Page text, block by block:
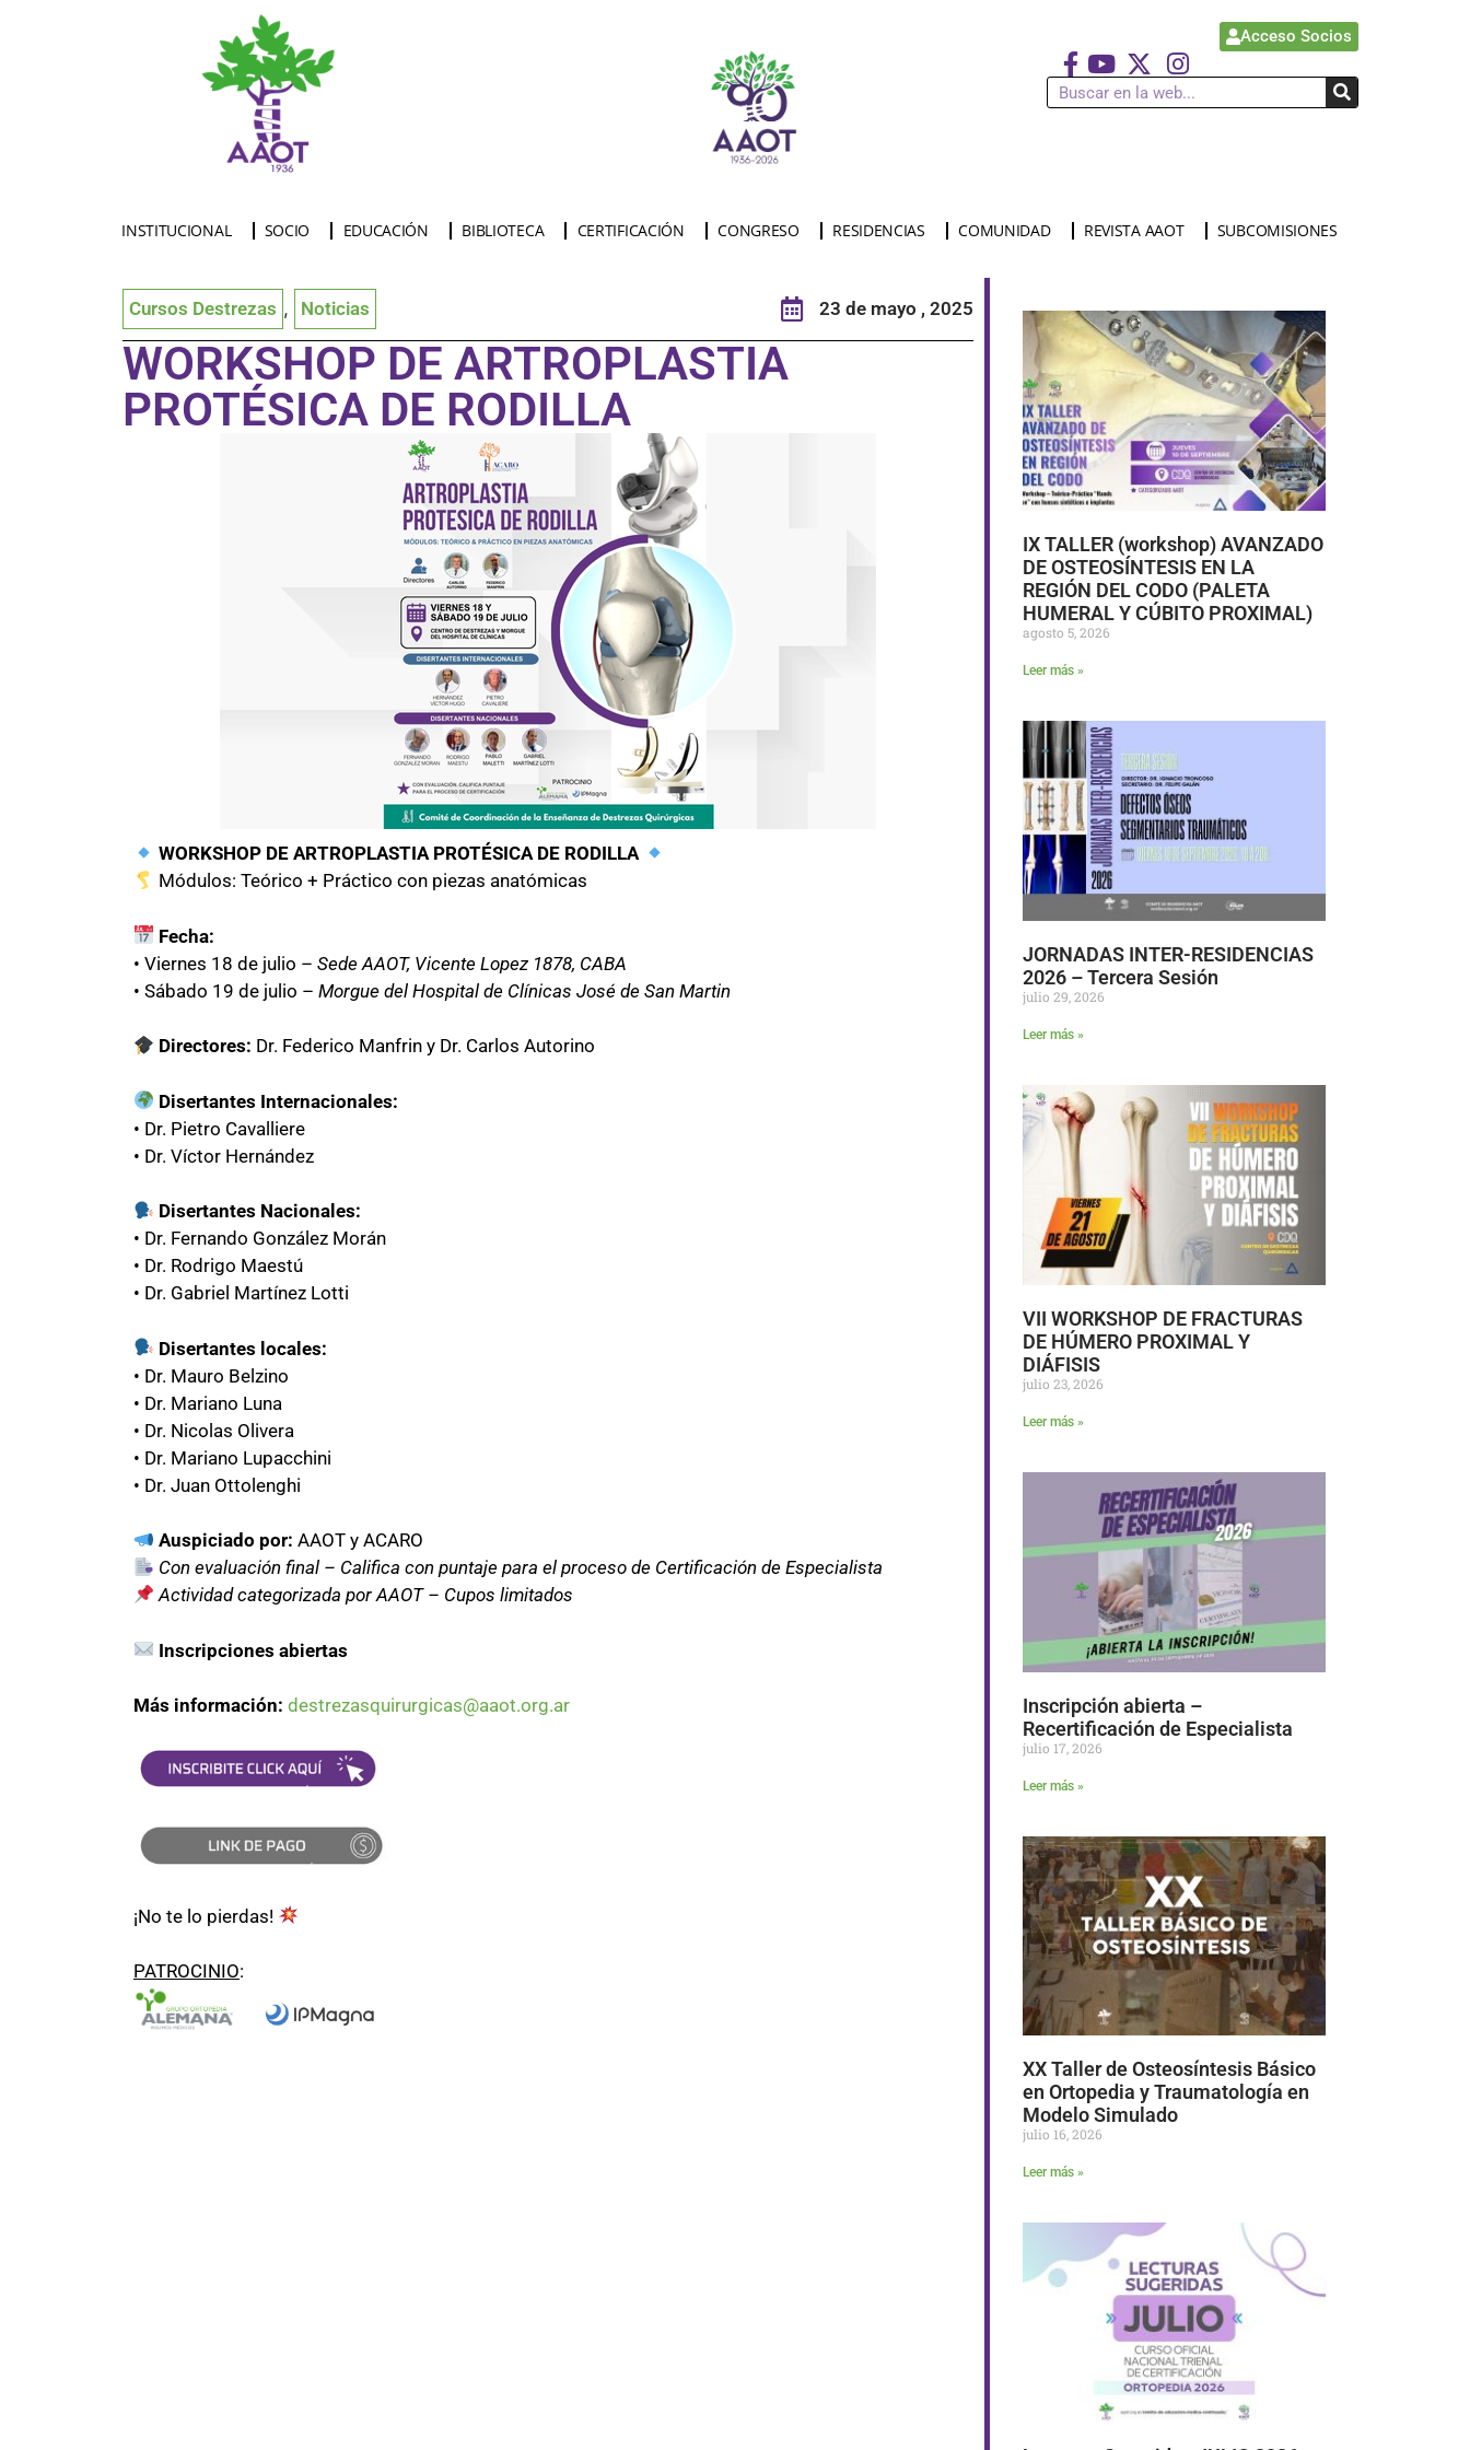
Acceso Socios
INSTITUCIONAL SOCIO EDUCACIÓN BIBLIOTECA CERTIFICACIÓN CONGRESO RESIDENCIAS COMUNIDAD REVISTA AAOT SUBCOMISIONES
Cursos Destrezas , Noticias 23 de mayo , 2025
WORKSHOP DE ARTROPLASTIA
PROTÉSICA DE RODILLA
WORKSHOP DE ARTROPLASTIA PROTÉSICA DE RODILLA
Módulos: Teórico + Práctico con piezas anatómicas
Fecha:
• Viernes 18 de julio – Sede AAOT, Vicente Lopez 1878, CABA
• Sábado 19 de julio – Morgue del Hospital de Clínicas José de San Martin
Directores: Dr. Federico Manfrin y Dr. Carlos Autorino
Disertantes Internacionales:
• Dr. Pietro Cavalliere
• Dr. Víctor Hernández
Disertantes Nacionales:
• Dr. Fernando González Morán
• Dr. Rodrigo Maestú
• Dr. Gabriel Martínez Lotti
Disertantes locales:
• Dr. Mauro Belzino
• Dr. Mariano Luna
• Dr. Nicolas Olivera
• Dr. Mariano Lupacchini
• Dr. Juan Ottolenghi
Auspiciado por: AAOT y ACARO
Con evaluación final – Califica con puntaje para el proceso de Certificación de Especialista
Actividad categorizada por AAOT – Cupos limitados
Inscripciones abiertas
Más información: destrezasquirurgicas@aaot.org.ar
¡No te lo pierdas!
PATROCINIO:
IX TALLER (workshop) AVANZADO
DE OSTEOSÍNTESIS EN LA
REGIÓN DEL CODO (PALETA
HUMERAL Y CÚBITO PROXIMAL)
agosto 5, 2026
Leer más »
JORNADAS INTER-RESIDENCIAS
2026 – Tercera Sesión
julio 29, 2026
Leer más »
VII WORKSHOP DE FRACTURAS
DE HÚMERO PROXIMAL Y
DIÁFISIS
julio 23, 2026
Leer más »
Inscripción abierta –
Recertificación de Especialista
julio 17, 2026
Leer más »
XX Taller de Osteosíntesis Básico
en Ortopedia y Traumatología en
Modelo Simulado
julio 16, 2026
Leer más »